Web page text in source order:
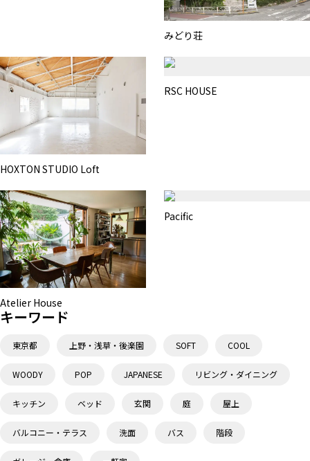
みどり荘
HOXTON STUDIO Loft
RSC HOUSE
Atelier House
Pacific
キーワード
東京都 上野・浅草・後楽園 SOFT COOL
WOODY POP JAPANESE リビング・ダイニング
キッチン ベッド 玄関 庭 屋上
バルコニー・テラス 洗面 バス 階段